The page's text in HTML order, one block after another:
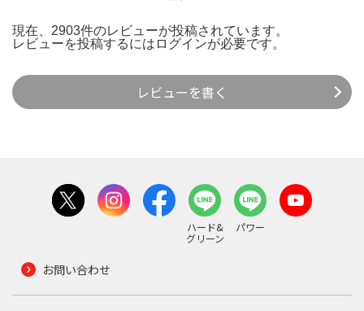
現在、2903件のレビューが投稿されています。
レビューを投稿するには ログインが必要です。
レビューを書く
ハード&
グリーン
パワー
お問い合わせ